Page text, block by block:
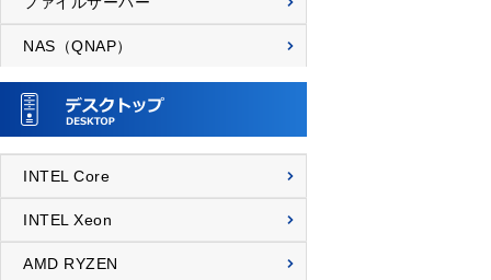
NAS（QNAP）
INTEL Core
INTEL Xeon
AMD RYZEN